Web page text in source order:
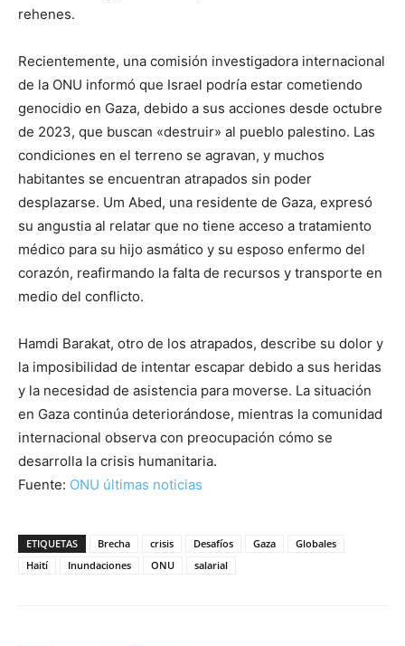
rehenes.
Recientemente, una comisión investigadora internacional
de la ONU informó que Israel podría estar cometiendo
genocidio en Gaza, debido a sus acciones desde octubre
de 2023, que buscan «destruir» al pueblo palestino. Las
condiciones en el terreno se agravan, y muchos
habitantes se encuentran atrapados sin poder
desplazarse. Um Abed, una residente de Gaza, expresó
su angustia al relatar que no tiene acceso a tratamiento
médico para su hijo asmático y su esposo enfermo del
corazón, reafirmando la falta de recursos y transporte en
medio del conflicto.
Hamdi Barakat, otro de los atrapados, describe su dolor y
la imposibilidad de intentar escapar debido a sus heridas
y la necesidad de asistencia para moverse. La situación
en Gaza continúa deteriorándose, mientras la comunidad
internacional observa con preocupación cómo se
desarrolla la crisis humanitaria.
Fuente: ONU últimas noticias
ETIQUETAS Brecha crisis Desafíos Gaza
Globales
Haití
Inundaciones ONU salarial